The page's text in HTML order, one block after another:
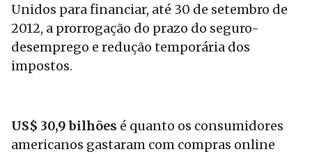
Unidos para financiar, até 30 de setembro de
2012, a prorrogação do prazo do seguro-
desemprego e redução temporária dos
impostos.
US$ 30,9 bilhões é quanto os consumidores
americanos gastaram com compras online